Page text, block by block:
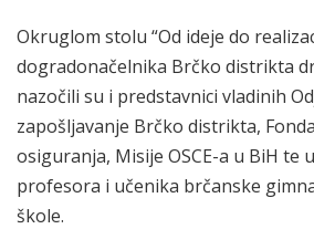
Okruglom stolu “Od ideje do
dogradonačelnika Brčko distrikta
nazočili su i predstavnici vladinih
zapošljavanje Brčko distrikta,
osiguranja, Misije OSCE-a u BiH te
profesora i učenika brčanske
škole.